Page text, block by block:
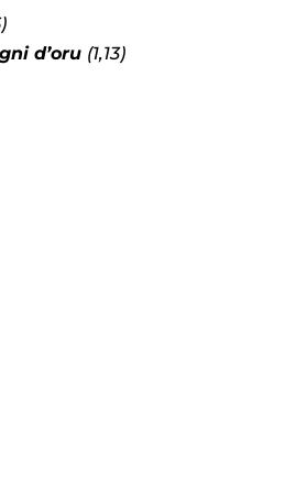
de confidentialité, en
d’oru (1,13)